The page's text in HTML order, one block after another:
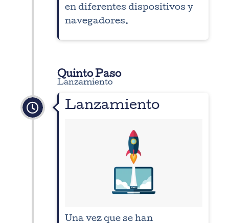
en diferentes dispositivos y
navegadores.
Quinto Paso
Lanzamiento
Lanzamiento
Una vez que se han